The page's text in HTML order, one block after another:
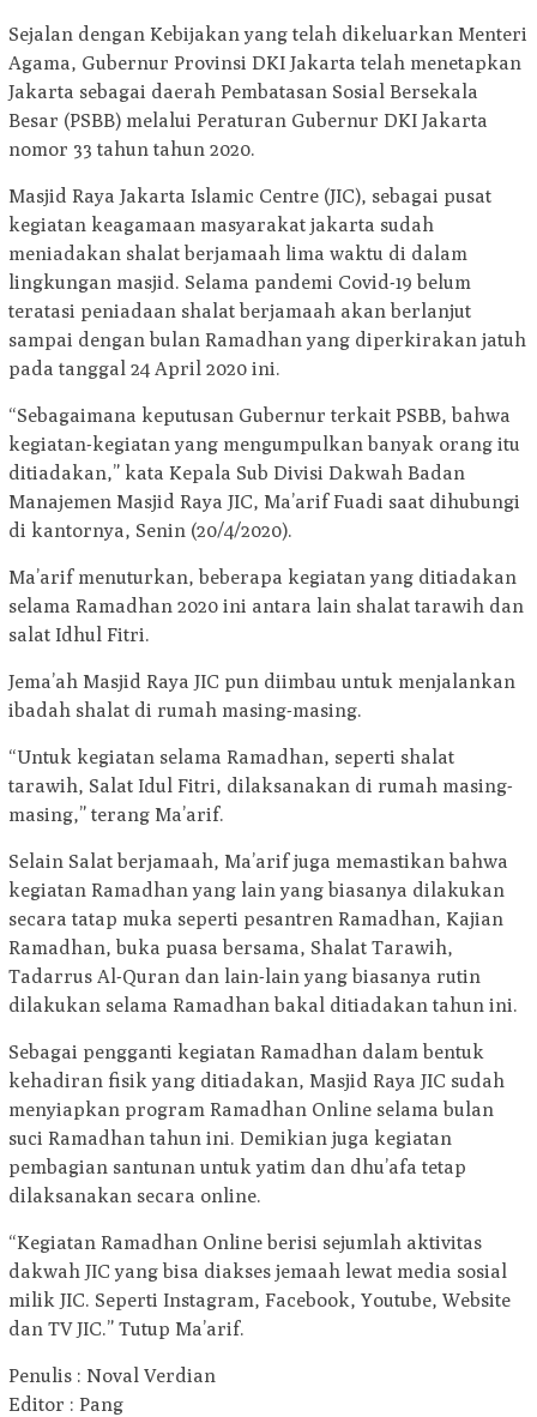
Sejalan dengan Kebijakan yang telah dikeluarkan Menteri
Agama, Gubernur Provinsi DKI Jakarta telah menetapkan
Jakarta sebagai daerah Pembatasan Sosial Bersekala
Besar (PSBB) melalui Peraturan Gubernur DKI Jakarta
nomor 33 tahun tahun 2020.
Masjid Raya Jakarta Islamic Centre (JIC), sebagai pusat
kegiatan keagamaan masyarakat jakarta sudah
meniadakan shalat berjamaah lima waktu di dalam
lingkungan masjid. Selama pandemi Covid-19 belum
teratasi peniadaan shalat berjamaah akan berlanjut
sampai dengan bulan Ramadhan yang diperkirakan jatuh
pada tanggal 24 April 2020 ini.
“Sebagaimana keputusan Gubernur terkait PSBB, bahwa
kegiatan-kegiatan yang mengumpulkan banyak orang itu
ditiadakan,” kata Kepala Sub Divisi Dakwah Badan
Manajemen Masjid Raya JIC, Ma’arif Fuadi saat dihubungi
di kantornya, Senin (20/4/2020).
Ma’arif menuturkan, beberapa kegiatan yang ditiadakan
selama Ramadhan 2020 ini antara lain shalat tarawih dan
salat Idhul Fitri.
Jema’ah Masjid Raya JIC pun diimbau untuk menjalankan
ibadah shalat di rumah masing-masing.
“Untuk kegiatan selama Ramadhan, seperti shalat
tarawih, Salat Idul Fitri, dilaksanakan di rumah masing-
masing,” terang Ma’arif.
Selain Salat berjamaah, Ma’arif juga memastikan bahwa
kegiatan Ramadhan yang lain yang biasanya dilakukan
secara tatap muka seperti pesantren Ramadhan, Kajian
Ramadhan, buka puasa bersama, Shalat Tarawih,
Tadarrus Al-Quran dan lain-lain yang biasanya rutin
dilakukan selama Ramadhan bakal ditiadakan tahun ini.
Sebagai pengganti kegiatan Ramadhan dalam bentuk
kehadiran fisik yang ditiadakan, Masjid Raya JIC sudah
menyiapkan program Ramadhan Online selama bulan
suci Ramadhan tahun ini. Demikian juga kegiatan
pembagian santunan untuk yatim dan dhu’afa tetap
dilaksanakan secara online.
“Kegiatan Ramadhan Online berisi sejumlah aktivitas
dakwah JIC yang bisa diakses jemaah lewat media sosial
milik JIC. Seperti Instagram, Facebook, Youtube, Website
dan TV JIC.” Tutup Ma’arif.
Penulis : Noval Verdian
Editor : Pang